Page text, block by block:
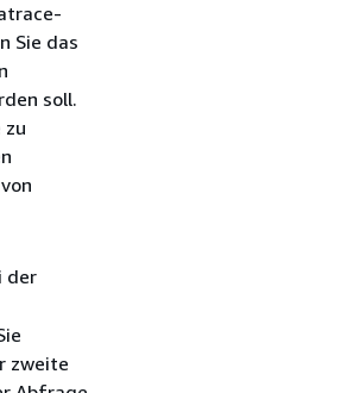
Sie das
soll.
zu
der
zweite